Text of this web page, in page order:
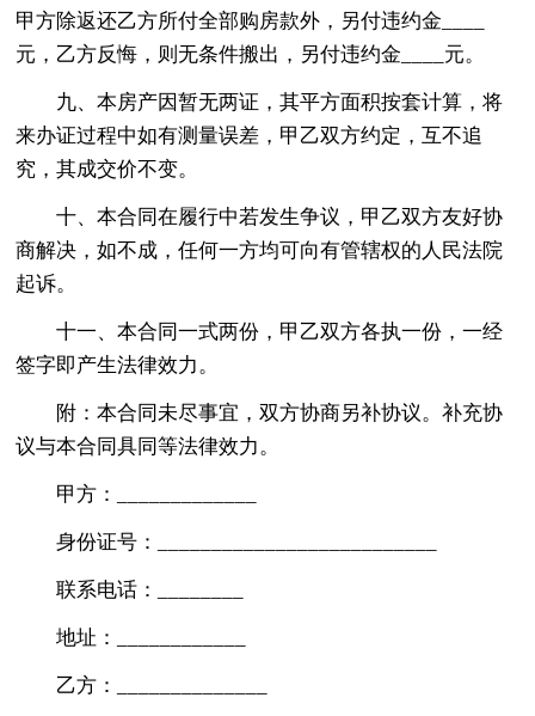
甲方除返还乙方所付全部购房款外，另付违约金____
元，乙方反悔，则无条件搬出，另付违约金____元。
九、本房产因暂无两证，其平方面积按套计算，将
来办证过程中如有测量误差，甲乙双方约定，互不追
究，其成交价不变。
十、本合同在履行中若发生争议，甲乙双方友好协
商解决，如不成，任何一方均可向有管辖权的人民法院
起诉。
十一、本合同一式两份，甲乙双方各执一份，一经
签字即产生法律效力。
附：本合同未尽事宜，双方协商另补协议。补充协
议与本合同具同等法律效力。
甲方：_____________
身份证号：__________________________
联系电话：________
地址：____________
乙方：______________